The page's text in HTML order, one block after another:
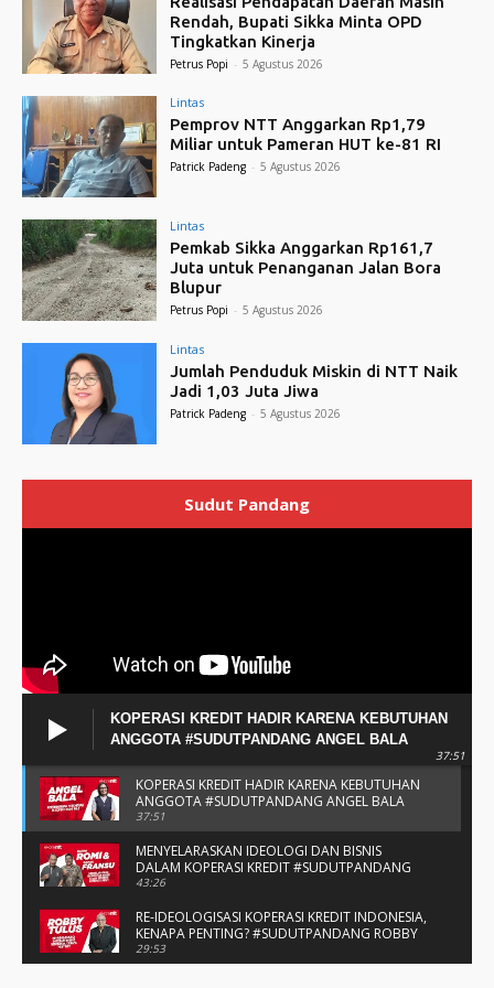
Rendah, Bupati Sikka Minta OPD
Tingkatkan Kinerja
Petrus Popi - 5 Agustus 2026
Lintas
Pemprov NTT Anggarkan Rp1,79
Miliar untuk Pameran HUT ke-81 RI
Patrick Padeng - 5 Agustus 2026
Lintas
Pemkab Sikka Anggarkan Rp161,7
Juta untuk Penanganan Jalan Bora
Blupur
Petrus Popi - 5 Agustus 2026
Lintas
Jumlah Penduduk Miskin di NTT Naik
Jadi 1,03 Juta Jiwa
Patrick Padeng - 5 Agustus 2026
Sudut Pandang
KOPERASI KREDIT HADIR KARENA KEBUTUHAN
ANGGOTA #SUDUTPANDANG ANGEL BALA
37:51
KOPERASI KREDIT HADIR KARENA KEBUTUHAN
ANGGOTA #SUDUTPANDANG ANGEL BALA
37:51
MENYELARASKAN IDEOLOGI DAN BISNIS
DALAM KOPERASI KREDIT #SUDUTPANDANG
BAPAK ROMI & BAPAK FRANSU
43:26
RE-IDEOLOGISASI KOPERASI KREDIT INDONESIA,
KENAPA PENTING? #SUDUTPANDANG ROBBY
TULUS
29:53